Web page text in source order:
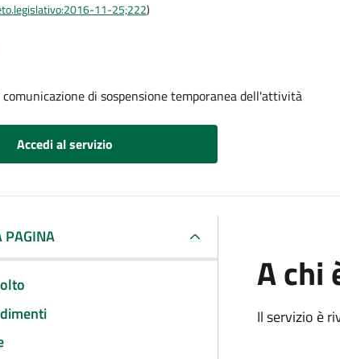
11-25;222)
di sospensione temporanea dell'attività
Accedi al servizio
PAGINA
A chi
Il servizio è